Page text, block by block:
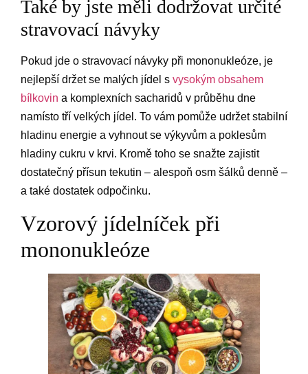
Také by jste měli dodržovat určité
stravovací návyky
Pokud jde o stravovací návyky při mononukleóze, je
nejlepší držet se malých jídel s vysokým obsahem
bílkovin a komplexních sacharidů v průběhu dne
namísto tří velkých jídel. To vám pomůže udržet stabilní
hladinu energie a vyhnout se výkyvům a poklesům
hladiny cukru v krvi. Kromě toho se snažte zajistit
dostatečný přísun tekutin – alespoň osm šálků denně –
a také dostatek odpočinku.
Vzorový jídelníček při
mononukleóze